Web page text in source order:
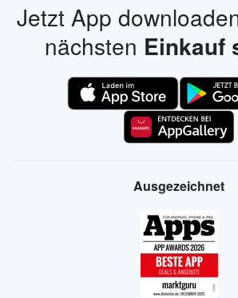
Jetzt App
nächsten Einkauf
Ausgezeichnet